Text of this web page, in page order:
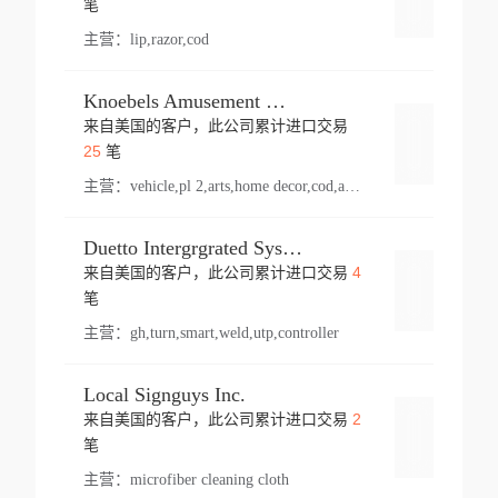
笔
主营： lip,razor,cod
Knoebels Amusement Resort
来自美国的客户，此公司累计进口交易
25笔
主营： vehicle,pl 2,arts,home decor,cod,amusement ride,sea
Duetto Intergrgrated Systems Inc.
来自美国的客户，此公司累计进口交易 4
笔
主营： gh,turn,smart,weld,utp,controller
Local Signguys Inc.
来自美国的客户，此公司累计进口交易 2
笔
主营： microfiber cleaning cloth